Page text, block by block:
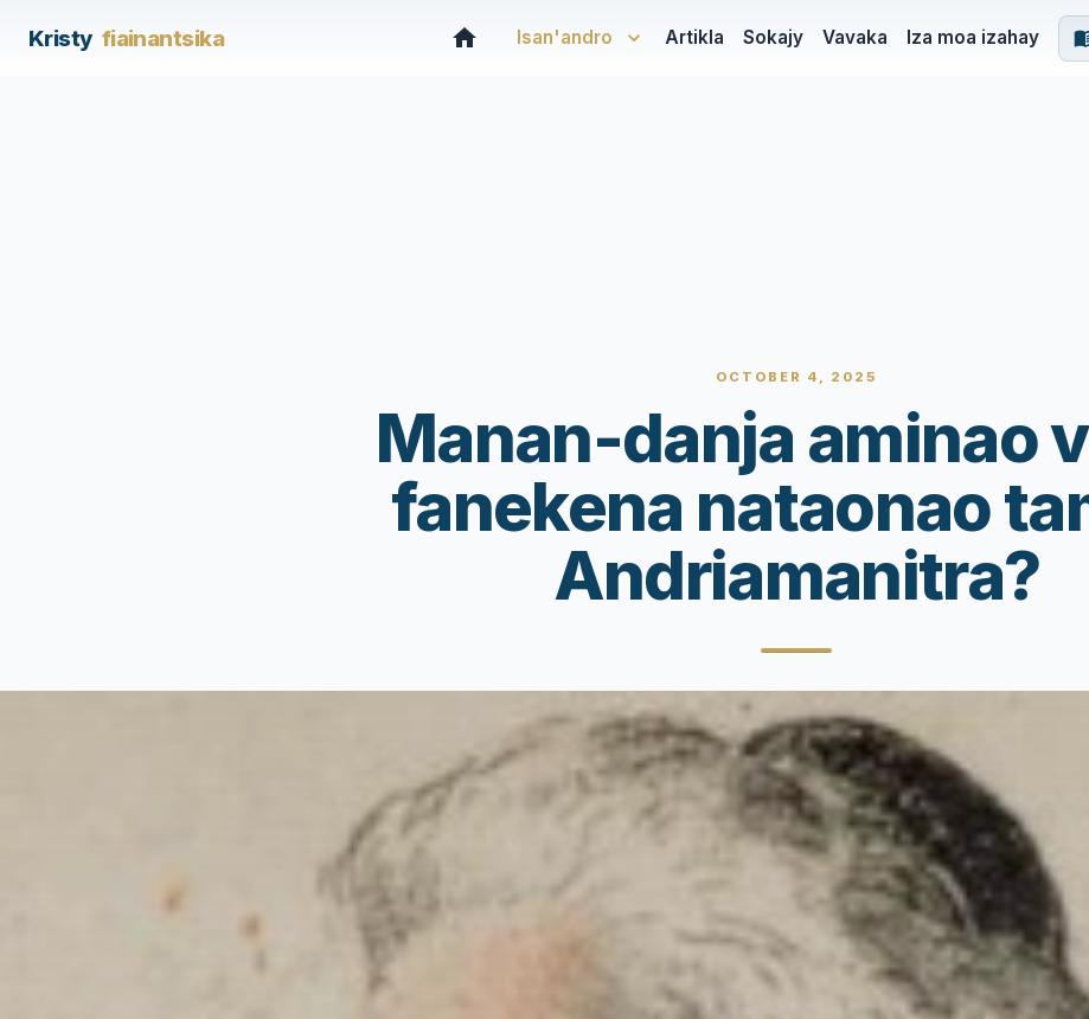
Kristy fiainantsika Isan'andro Artikla Sokajy Vavaka Iza moa izahay
OCTOBER 4, 2025
Manan-danja aminao
fanekena nataonao
Andriamanitra?